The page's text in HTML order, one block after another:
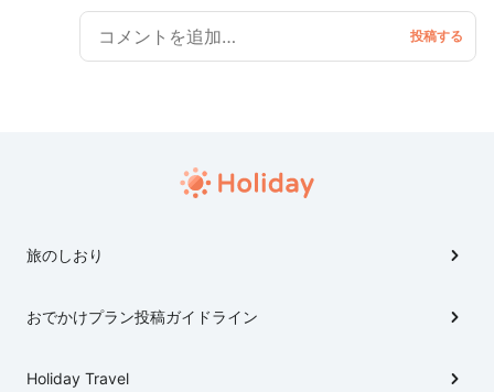
旅のしおり
おでかけプラン投稿ガイドライン
Holiday Travel